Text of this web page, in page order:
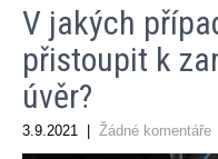
V jakých
přistoupit k
úvěr?
3.9.2021 | Žádné komentáře